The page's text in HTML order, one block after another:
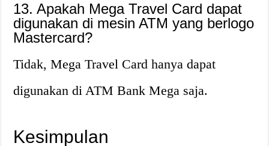
13. Apakah Mega Travel Card dapat
digunakan di mesin ATM yang berlogo
Mastercard?
Tidak, Mega Travel Card hanya dapat
digunakan di ATM Bank Mega saja.
Kesimpulan